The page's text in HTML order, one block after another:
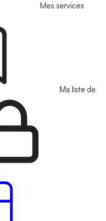
Mes services
Ma liste de